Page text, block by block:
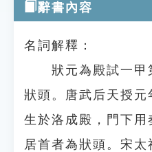
辭書內容
名詞解釋：
狀元為殿試一甲
狀頭。唐武后天授
生於洛成殿，門下
居首者為狀頭。宋